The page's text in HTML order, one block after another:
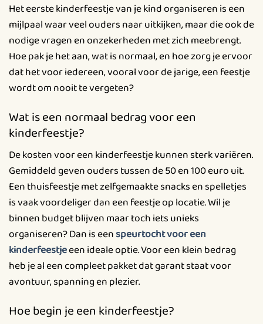
Het eerste kinderfeestje van je kind organiseren is een
mijlpaal waar veel ouders naar uitkijken, maar die ook de
nodige vragen en onzekerheden met zich meebrengt.
Hoe pak je het aan, wat is normaal, en hoe zorg je ervoor
dat het voor iedereen, vooral voor de jarige, een feestje
wordt om nooit te vergeten?
Wat is een normaal bedrag voor een
kinderfeestje?
De kosten voor een kinderfeestje kunnen sterk variëren.
Gemiddeld geven ouders tussen de 50 en 100 euro uit.
Een thuisfeestje met zelfgemaakte snacks en spelletjes
is vaak voordeliger dan een feestje op locatie. Wil je
binnen budget blijven maar toch iets unieks
organiseren? Dan is eenspeurtocht voor een
kinderfeestjeeen ideale optie. Voor een klein bedrag
heb je al een compleet pakket dat garant staat voor
avontuur, spanning en plezier.
Hoe begin je een kinderfeestje?